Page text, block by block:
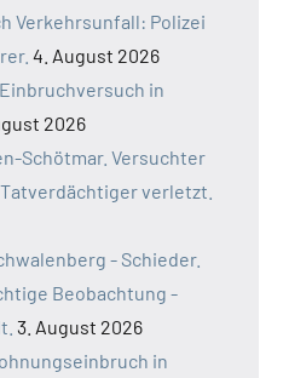
Verkehrsunfall: Polizei
4. August 2026
in
2026
Schötmar. Versuchter
verletzt.
- Schieder.
Beobachtung -
3. August 2026
in